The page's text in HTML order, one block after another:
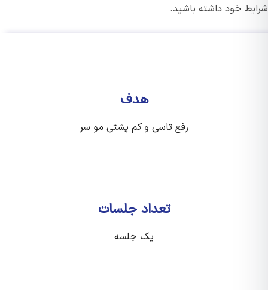
خود داشته باشید.
هدف
رفع تاسی و کم پشتی مو سر
تعداد جلسات
یک جلسه